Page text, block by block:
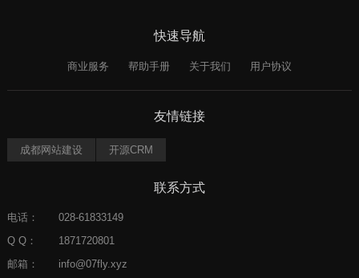
快速导航
商业服务 帮助手册 关于我们 用户协议
友情链接
成都网站建设 开源CRM
联系方式
电话：
028-61833149
Q Q：
1871720801
邮箱：
info@07fly.xyz